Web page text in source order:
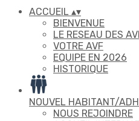
ACCUEIL ▴▾
BIENVENUE
LE RESEAU DES
VOTRE AVF
EQUIPE EN 2026
HISTORIQUE
NOUVEL HABITANT/
NOUS REJOINDRE